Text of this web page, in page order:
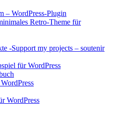
– WordPress-Plugin
Retro-Theme für
-Support my projects – soutenir
für WordPress
WordPress